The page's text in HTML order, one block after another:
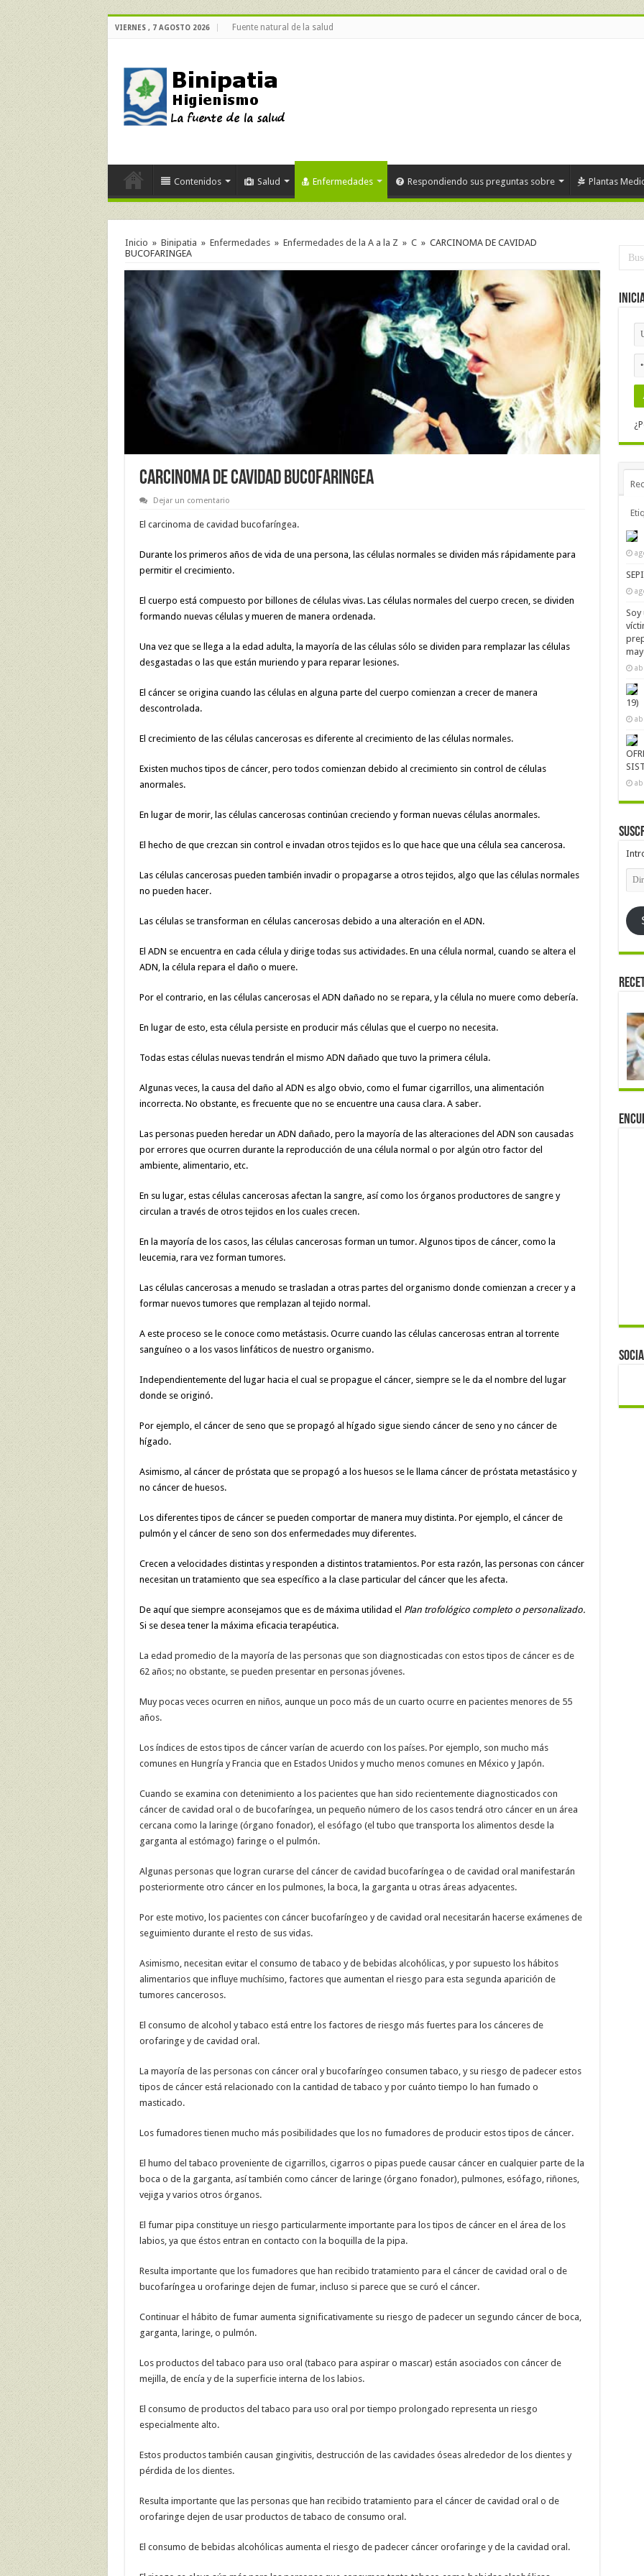
VIERNES , 7 AGOSTO 2026 Fuente natural de la salud
Contenidos Salud Enfermedades Respondiendo sus preguntas sobre Plantas
Inicio » Binipatia » Enfermedades » Enfermedades de la A a la Z » C » CARCINOMA DE CAVIDAD
BUCOFARINGEA
CARCINOMA DE CAVIDAD BUCOFARINGEA
Dejar un comentario
El carcinoma de cavidad bucofaríngea.
Durante los primeros años de vida de una persona, las células normales se dividen más rápidamente para
permitir el crecimiento.
El cuerpo está compuesto por billones de células vivas. Las células normales del cuerpo crecen, se dividen
formando nuevas células y mueren de manera ordenada.
Una vez que se llega a la edad adulta, la mayoría de las células sólo se dividen para remplazar las células
desgastadas o las que están muriendo y para reparar lesiones.
El cáncer se origina cuando las células en alguna parte del cuerpo comienzan a crecer de manera
descontrolada.
El crecimiento de las células cancerosas es diferente al crecimiento de las células normales.
Existen muchos tipos de cáncer, pero todos comienzan debido al crecimiento sin control de células
anormales.
En lugar de morir, las células cancerosas continúan creciendo y forman nuevas células anormales.
El hecho de que crezcan sin control e invadan otros tejidos es lo que hace que una célula sea cancerosa.
Las células cancerosas pueden también invadir o propagarse a otros tejidos, algo que las células normales
no pueden hacer.
Las células se transforman en células cancerosas debido a una alteración en el ADN.
El ADN se encuentra en cada célula y dirige todas sus actividades. En una célula normal, cuando se altera el
ADN, la célula repara el daño o muere.
Por el contrario, en las células cancerosas el ADN dañado no se repara, y la célula no muere como debería.
En lugar de esto, esta célula persiste en producir más células que el cuerpo no necesita.
Todas estas células nuevas tendrán el mismo ADN dañado que tuvo la primera célula.
Algunas veces, la causa del daño al ADN es algo obvio, como el fumar cigarrillos, una alimentación
incorrecta. No obstante, es frecuente que no se encuentre una causa clara. A saber.
Las personas pueden heredar un ADN dañado, pero la mayoría de las alteraciones del ADN son causadas
por errores que ocurren durante la reproducción de una célula normal o por algún otro factor del
ambiente, alimentario, etc.
En su lugar, estas células cancerosas afectan la sangre, así como los órganos productores de sangre y
circulan a través de otros tejidos en los cuales crecen.
En la mayoría de los casos, las células cancerosas forman un tumor. Algunos tipos de cáncer, como la
leucemia, rara vez forman tumores.
Las células cancerosas a menudo se trasladan a otras partes del organismo donde comienzan a crecer y a
formar nuevos tumores que remplazan al tejido normal.
A este proceso se le conoce como metástasis. Ocurre cuando las células cancerosas entran al torrente
sanguíneo o a los vasos linfáticos de nuestro organismo.
Independientemente del lugar hacia el cual se propague el cáncer, siempre se le da el nombre del lugar
donde se originó.
Por ejemplo, el cáncer de seno que se propagó al hígado sigue siendo cáncer de seno y no cáncer de
hígado.
Asimismo, al cáncer de próstata que se propagó a los huesos se le llama cáncer de próstata metastásico y
no cáncer de huesos.
Los diferentes tipos de cáncer se pueden comportar de manera muy distinta. Por ejemplo, el cáncer de
pulmón y el cáncer de seno son dos enfermedades muy diferentes.
Crecen a velocidades distintas y responden a distintos tratamientos. Por esta razón, las personas con cáncer
necesitan un tratamiento que sea específico a la clase particular del cáncer que les afecta.
De aquí que siempre aconsejamos que es de máxima utilidad el Plan trofológico completo o personalizado.
Si se desea tener la máxima eficacia terapéutica.
La edad promedio de la mayoría de las personas que son diagnosticadas con estos tipos de cáncer es de
62 años; no obstante, se pueden presentar en personas jóvenes.
Muy pocas veces ocurren en niños, aunque un poco más de un cuarto ocurre en pacientes menores de 55
años.
Los índices de estos tipos de cáncer varían de acuerdo con los países. Por ejemplo, son mucho más
comunes en Hungría y Francia que en Estados Unidos y mucho menos comunes en México y Japón.
Cuando se examina con detenimiento a los pacientes que han sido recientemente diagnosticados con
cáncer de cavidad oral o de bucofaríngea, un pequeño número de los casos tendrá otro cáncer en un área
cercana como la laringe (órgano fonador), el esófago (el tubo que transporta los alimentos desde la
garganta al estómago) faringe o el pulmón.
Algunas personas que logran curarse del cáncer de cavidad bucofaríngea o de cavidad oral manifestarán
posteriormente otro cáncer en los pulmones, la boca, la garganta u otras áreas adyacentes.
Por este motivo, los pacientes con cáncer bucofaríngeo y de cavidad oral necesitarán hacerse exámenes de
seguimiento durante el resto de sus vidas.
Asimismo, necesitan evitar el consumo de tabaco y de bebidas alcohólicas, y por supuesto los hábitos
alimentarios que influye muchísimo, factores que aumentan el riesgo para esta segunda aparición de
tumores cancerosos.
El consumo de alcohol y tabaco está entre los factores de riesgo más fuertes para los cánceres de
orofaringe y de cavidad oral.
La mayoría de las personas con cáncer oral y bucofaríngeo consumen tabaco, y su riesgo de padecer estos
tipos de cáncer está relacionado con la cantidad de tabaco y por cuánto tiempo lo han fumado o
masticado.
Los fumadores tienen mucho más posibilidades que los no fumadores de producir estos tipos de cáncer.
El humo del tabaco proveniente de cigarrillos, cigarros o pipas puede causar cáncer en cualquier parte de la
boca o de la garganta, así también como cáncer de laringe (órgano fonador), pulmones, esófago, riñones,
vejiga y varios otros órganos.
El fumar pipa constituye un riesgo particularmente importante para los tipos de cáncer en el área de los
labios, ya que éstos entran en contacto con la boquilla de la pipa.
Resulta importante que los fumadores que han recibido tratamiento para el cáncer de cavidad oral o de
bucofaríngea u orofaringe dejen de fumar, incluso si parece que se curó el cáncer.
Continuar el hábito de fumar aumenta significativamente su riesgo de padecer un segundo cáncer de boca,
garganta, laringe, o pulmón.
Los productos del tabaco para uso oral (tabaco para aspirar o mascar) están asociados con cáncer de
mejilla, de encía y de la superficie interna de los labios.
El consumo de productos del tabaco para uso oral por tiempo prolongado representa un riesgo
especialmente alto.
Estos productos también causan gingivitis, destrucción de las cavidades óseas alrededor de los dientes y
pérdida de los dientes.
Resulta importante que las personas que han recibido tratamiento para el cáncer de cavidad oral o de
orofaringe dejen de usar productos de tabaco de consumo oral.
El consumo de bebidas alcohólicas aumenta el riesgo de padecer cáncer orofaringe y de la cavidad oral.
Soy
19)
de